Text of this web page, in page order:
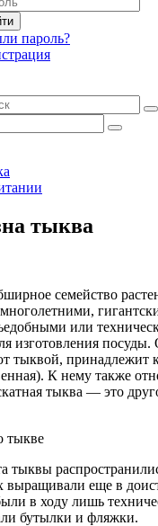
пароль?
тыква
семейство
или
изготовления
тыквой, принадлежит
К нему также
тыква — это
тыкве
тыквы
выращивали еще в
в ходу лишь
бутылки и фляжки.